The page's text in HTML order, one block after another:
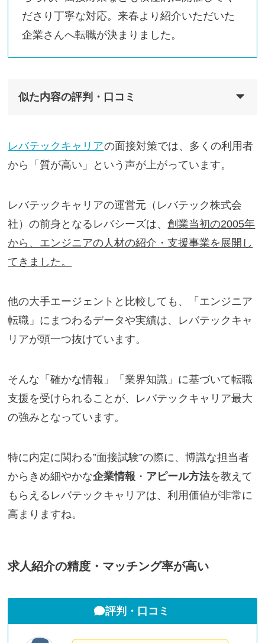
ださり丁寧な対応。来春より紹介いただいた
企業さんへ転職が決まりました。
似た内容の評判・口コミ
レバテックキャリアの面接対策では、多くの利用者
から「質が高い」という声が上がっています。
レバテックキャリアの運営元（レバテック株式会
社）の前身となるレバシーズは、創業当初の2005年
から、エンジニアの人材の紹介・支援事業を展開し
てきました。
他の大手エージェントと比較しても、「エンジニア
転職」にまつわるデータや実績は、レバテックキャ
リアが頭一つ抜けています。
そんな「確かな情報」「業界知識」に基づいて転職
支援を受けられることが、レバテックキャリア最大
の強みとなっています。
特に内定に関わる”面接試験”の際に、博識な担当者
からきめ細やかな企業情報 ・ アピール方法を教えて
もらえるレバテックキャリアは、利用価値が非常に
高まりますね。
求人紹介の精度・マッチング率が高い
評判・口コミ